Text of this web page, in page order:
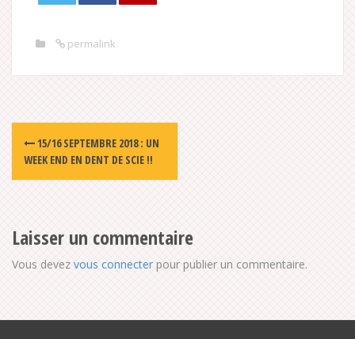
permalink
Post
navigation
15/16 SEPTEMBRE 2018 : UN
WEEK END EN DENT DE SCIE !!
Laisser un commentaire
Vous devez vous connecter pour publier un commentaire.